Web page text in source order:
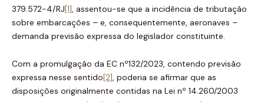
379.572-4/RJ[1], assentou-se que a incidência de tributação
sobre embarcações – e, consequentemente, aeronaves –
demanda previsão expressa do legislador constituinte.
Com a promulgação da EC nº132/2023, contendo previsão
expressa nesse sentido[2], poderia se afirmar que as
disposições originalmente contidas na Lei nº 14.260/2003